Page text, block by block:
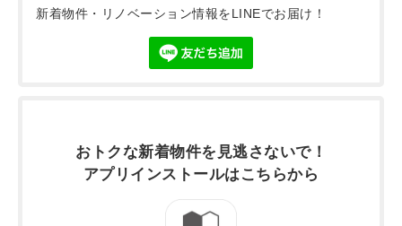
新着物件・リノベーション情報をLINEでお届け！
おトクな新着物件を 見逃さないで！
アプリインストールはこちらから